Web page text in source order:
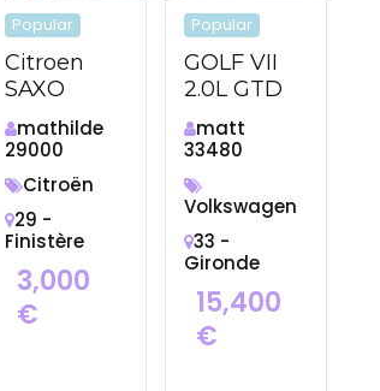
Popular
Citroen
SAXO
mathilde
29000
Citroën
29 -
Finistère
3,000
€
Popular
GOLF VII
2.0L GTD
matt
33480
Volkswagen
33 -
Gironde
15,400
€